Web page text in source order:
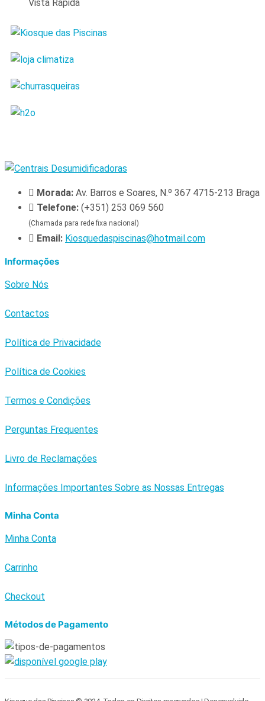
Vista Rápida
Morada: Av. Barros e Soares, N.º 367 4715-213 Braga
Telefone: (+351) 253 069 560
(Chamada para rede fixa nacional)
Email: Kiosquedaspiscinas@hotmail.com
Informações
Sobre Nós
Contactos
Política de Privacidade
Política de Cookies
Termos e Condições
Perguntas Frequentes
Livro de Reclamações
Informações Importantes Sobre as Nossas Entregas
Minha Conta
Minha Conta
Carrinho
Checkout
Métodos de Pagamento